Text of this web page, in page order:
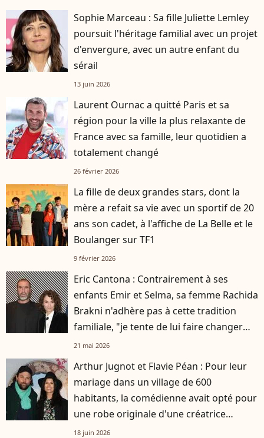
Sophie Marceau : Sa fille Juliette Lemley
poursuit l'héritage familial avec un projet
d'envergure, avec un autre enfant du
sérail
13 juin 2026
Laurent Ournac a quitté Paris et sa
région pour la ville la plus relaxante de
France avec sa famille, leur quotidien a
totalement changé
26 février 2026
La fille de deux grandes stars, dont la
mère a refait sa vie avec un sportif de 20
ans son cadet, à l'affiche de La Belle et le
Boulanger sur TF1
9 février 2026
Eric Cantona : Contrairement à ses
enfants Emir et Selma, sa femme Rachida
Brakni n'adhère pas à cette tradition
familiale, "je tente de lui faire changer
d'avis"
21 mai 2026
Arthur Jugnot et Flavie Péan : Pour leur
mariage dans un village de 600
habitants, la comédienne avait opté pour
une robe originale d'une créatrice
française
18 juin 2026